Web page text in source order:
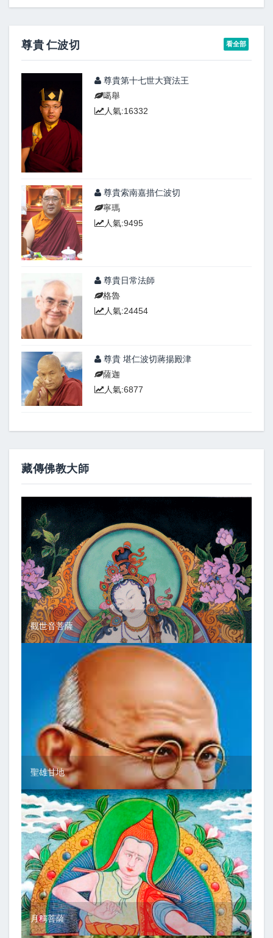
尊貴 仁波切 看全部
尊貴第十七世大寶法王
噶舉
人氣:16332
尊貴索南嘉措仁波切
寧瑪
人氣:9495
尊貴日常法師
格魯
人氣:24454
尊貴 堪仁波切蔣揚殿津
薩迦
人氣:6877
藏傳佛教大師
觀世音菩薩
聖雄甘地
月稱菩薩